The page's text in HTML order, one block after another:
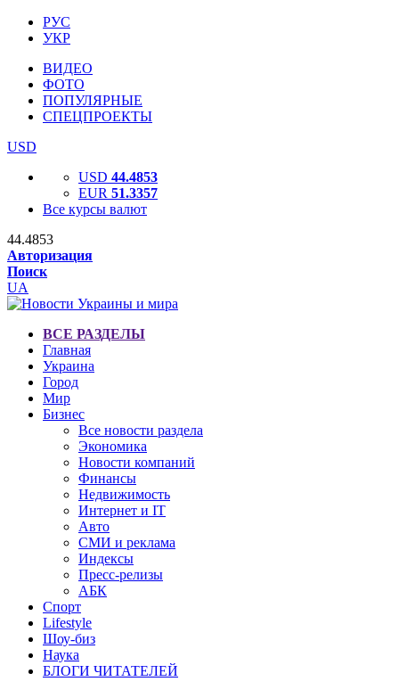
РУС
УКР
ВИДЕО
ФОТО
ПОПУЛЯРНЫЕ
СПЕЦПРОЕКТЫ
USD
USD 44.4853
EUR 51.3357
Все курсы валют
44.4853
Авторизация
Поиск
UA
ВСЕ РАЗДЕЛЫ
Главная
Украина
Город
Мир
Бизнес
Все новости раздела
Экономика
Новости компаний
Финансы
Недвижимость
Интернет и IT
Авто
СМИ и реклама
Индексы
Пресс-релизы
АБК
Спорт
Lifestyle
Шоу-биз
Наука
БЛОГИ ЧИТАТЕЛЕЙ